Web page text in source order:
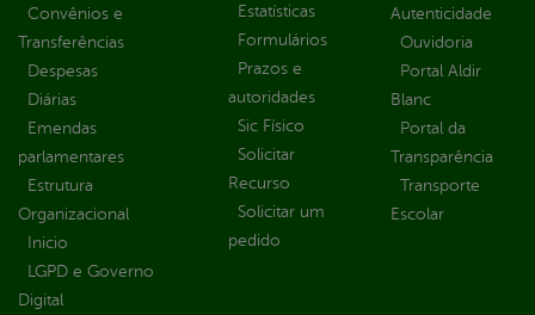
Convênios e
Transferências
Despesas
Diárias
Emendas
parlamentares
Estrutura
Organizacional
Inicio
LGPD e Governo
Digital
Estatísticas
Formulários
Prazos e
autoridades
Sic Físico
Solicitar
Recurso
Solicitar um
pedido
Autenticidade
Ouvidoria
Portal Aldir
Blanc
Portal da
Transparência
Transporte
Escolar